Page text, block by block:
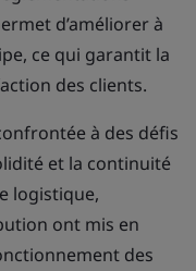
d’améliorer à
ce qui garantit la
des clients.
à des défis
et la continuité
logistique,
ont mis en
des